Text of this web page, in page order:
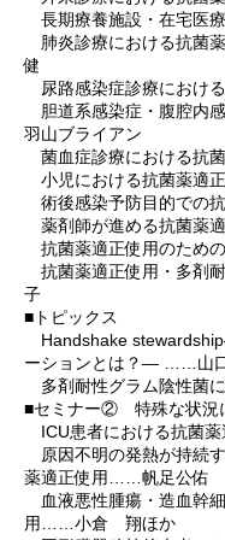
長期療養施設・在宅医
肺炎診療における抗菌
健
尿路感染症診療におけ
胆道系感染症・腹腔内
羽山ブライアン
菌血症診療における抗
小児における抗菌薬
術後感染予防目的で
薬剤師が進める抗菌
抗菌薬適正使用のため
抗菌薬適正使用・多剤
子
■トピックス
Handshake
ーションとは？― ……山
多剤耐性グラム陰性菌
■セミナー② 特殊な状況
ICU患者における抗菌
原因不明の発熱が持続
薬適正使用……帆足公佑
血液悪性腫瘍・造血幹
用……小倉 翔ほか